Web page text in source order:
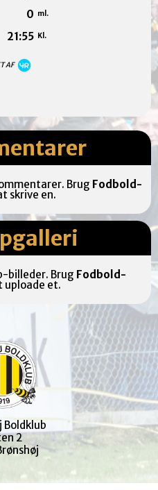
0 ml.
21:55 Kl.
AF
Brug Fodbold-
skrive en.
billeder. Brug Fodbold-
uploade et.
Boldklub
2